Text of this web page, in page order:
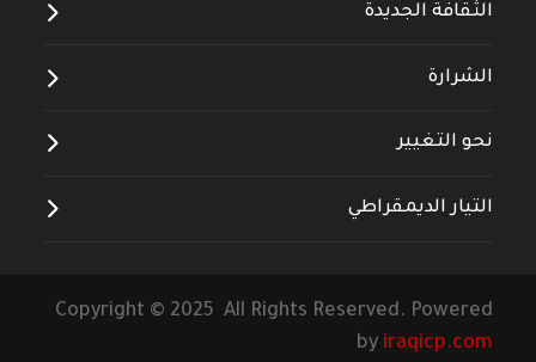
الثقافة الجديدة
الشرارة
نحو التغيير
التيار الديمقراطي
Copyright © 2025 All Rights Reserved. Powered
by iraqicp.com